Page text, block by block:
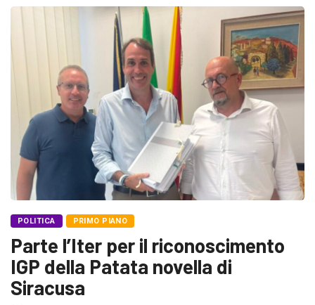
POLITICA PRIMO PIANO
Parte l’Iter per il riconoscimento
IGP della Patata novella di
Siracusa